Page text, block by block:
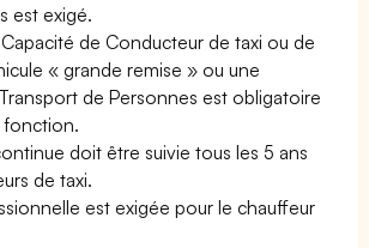
est exigé.
de Conducteur de taxi ou de
« grande remise » ou une
de Personnes est obligatoire
fonction.
doit être suivie tous les 5 ans
de taxi.
est exigée pour le chauffeur